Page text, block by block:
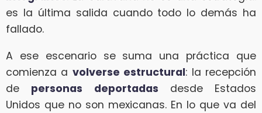
es la última salida cuando todo lo demás ha
fallado.
A ese escenario se suma una práctica que
comienza a volverse estructural: la recepción
de personas deportadas desde Estados
Unidos que no son mexicanas. En lo que va del